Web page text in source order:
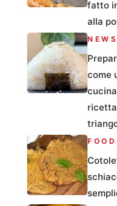
fatto
alla
NEWS
come
FOOD